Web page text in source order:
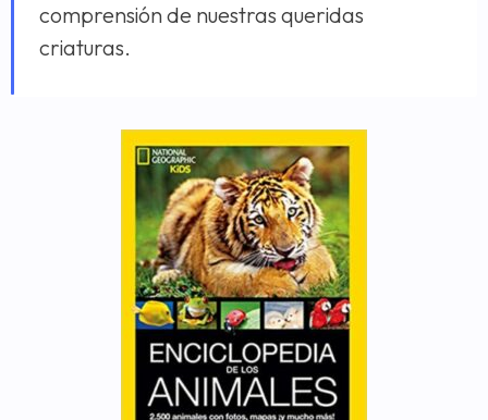
comprensión de nuestras queridas
criaturas.